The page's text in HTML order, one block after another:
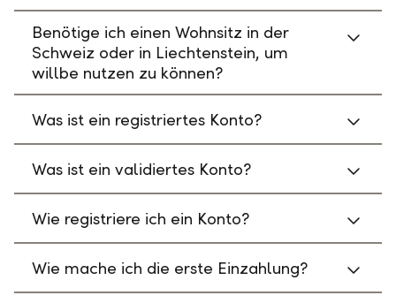
Benötige ich einen Wohnsitz in der
Schweiz oder in Liechtenstein, um
willbe nutzen zu können?
Was ist ein registriertes Konto?
Was ist ein validiertes Konto?
Wie registriere ich ein Konto?
Wie mache ich die erste Einzahlung?